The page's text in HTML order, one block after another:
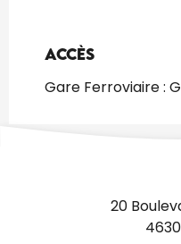
Accès
Accès
Gare Ferroviaire :
20